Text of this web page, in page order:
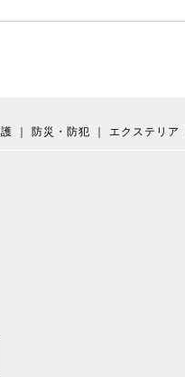
防災・防犯 エクステリア